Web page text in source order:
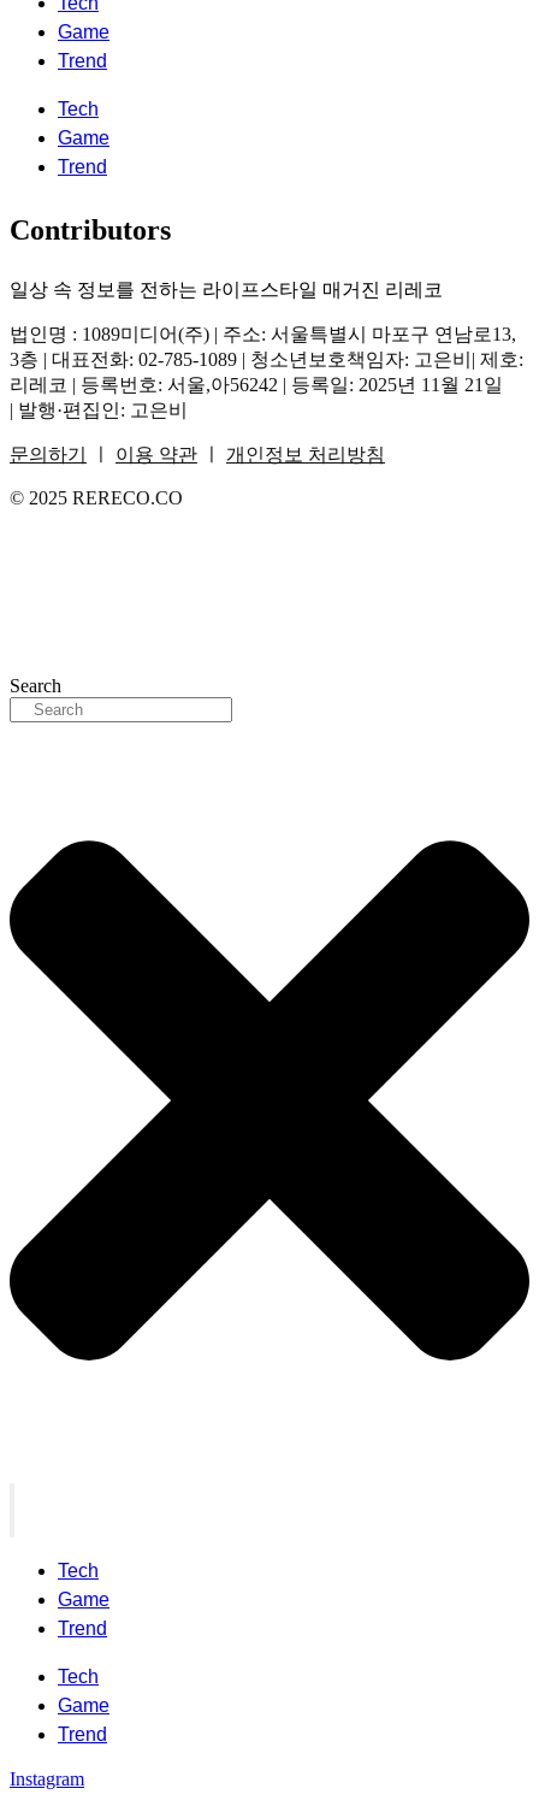
Game
Trend
Tech
Game
Trend
Contributors
일상 속 정보를 전하는 라이프스타일 매거진 리레코
법인명 : 1089미디어(주) | 주소: 서울특별시 마포구 연남로13,
3층 | 대표전화: 02-785-1089 | 청소년보호책임자: 고은비| 제호:
리레코 | 등록번호: 서울,아56242 | 등록일: 2025년 11월 21일
| 발행·편집인: 고은비
문의하기 이용 약관 개인정보 처리방침
© 2025 RERECO.CO
Search
Tech
Game
Trend
Tech
Game
Trend
Instagram